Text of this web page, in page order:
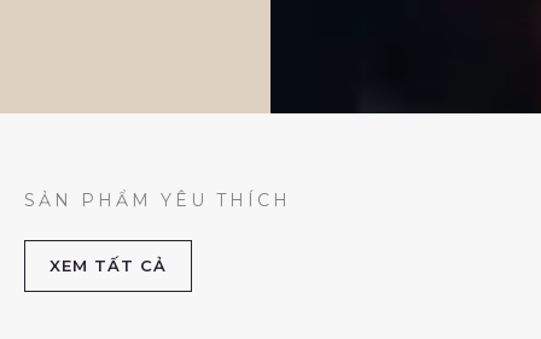
SẢN PHẨM YÊU THÍCH
XEM TẤT CẢ